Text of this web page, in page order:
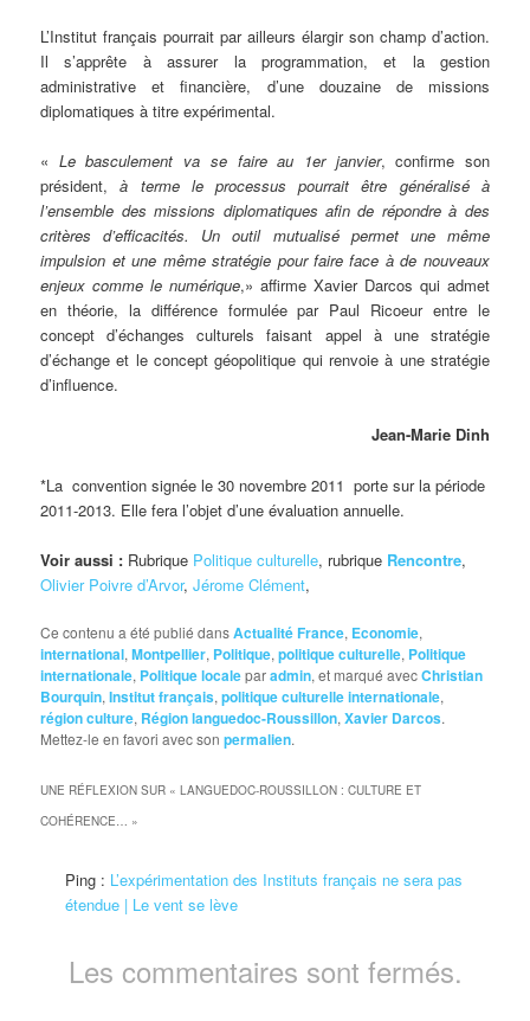
L’Institut français pourrait par ailleurs élargir son champ d’action.
Il s’apprête à assurer la programmation, et la gestion
administrative et financière, d’une douzaine de missions
diplomatiques à titre expérimental.
« Le basculement va se faire au 1er janvier, confirme son
président,à terme le processus pourrait être généralisé à
l’ensemble des missions diplomatiques afin de répondre à des
critères d’efficacités. Un outil mutualisé permet une même
impulsion et une même stratégie pour faire face à de nouveaux
enjeux comme le numérique,» affirme Xavier Darcos qui admet
en théorie, la différence formulée par Paul Ricoeur entre le
concept d’échanges culturels faisant appel à une stratégie
d’échange et le concept géopolitique qui renvoie à une stratégie
d’influence.
Jean-Marie Dinh
*La convention signée le 30 novembre 2011 porte sur la période
2011-2013. Elle fera l’objet d’une évaluation annuelle.
Voir aussi : Rubrique Politique culturelle, rubrique Rencontre,
Olivier Poivre d’Arvor,Jérome Clément,
Ce contenu a été publié dansActualité France, Economie,
international,Montpellier, Politique,politique culturelle, Politique
internationale, Politique localeparadmin, et marqué avecChristian
Bourquin,Institut français,politique culturelle internationale,
région culture, Région languedoc-Roussillon,Xavier Darcos.
Mettez-le en favori avec sonpermalien.
UNE RÉFLEXION SUR «LANGUEDOC-ROUSSILLON : CULTURE ET
COHÉRENCE… »
Ping : L’expérimentation des Instituts français ne sera pas
étendue | Le vent se lève
Les commentaires sont fermés.